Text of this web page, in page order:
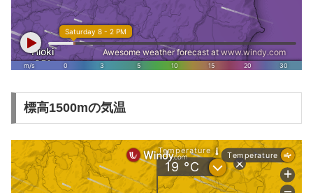
標高1500mの気温